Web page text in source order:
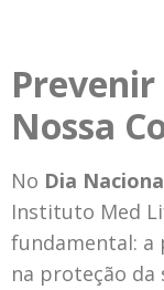
Nossa
No Dia
Instituto Med
fundamental: a
na proteção da